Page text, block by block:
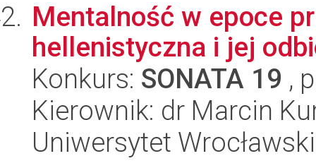
Mentalność w epoce
hellenistyczna i jej
Konkurs: SONATA 19 ,
Kierownik: dr Marcin
Uniwersytet